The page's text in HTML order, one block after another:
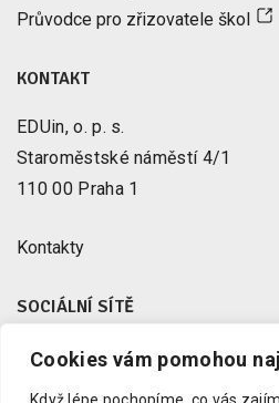
Cookies vám pomohou
Průvodce pro zřizovatele škol
KONTAKT
EDUin, o. p. s.
Staroměstské náměstí 4/1
110 00 Praha 1
Kontakty
SOCIÁLNÍ SÍTĚ
Facebook